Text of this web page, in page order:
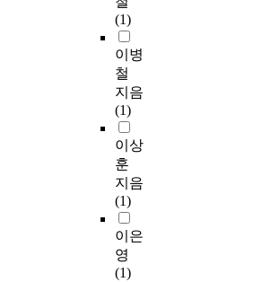
(1)
이병
철
지음
(1)
이상
훈
지음
(1)
이은
영
(1)